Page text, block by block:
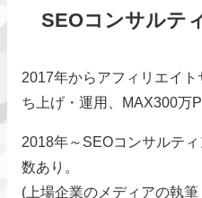
SEOコンサルテ
2017年からアフィリエイ
ち上げ・運用、MAX300万
2018年～SEOコンサルテ
数あり。
(上場企業のメディアの執